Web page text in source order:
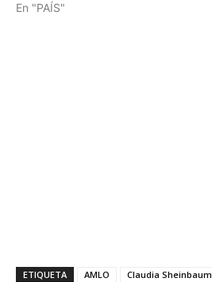
En "PAÍS"
ETIQUETA AMLO
Claudia Sheinbaum